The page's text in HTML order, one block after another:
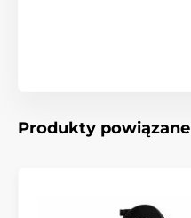
Produkty powiązane